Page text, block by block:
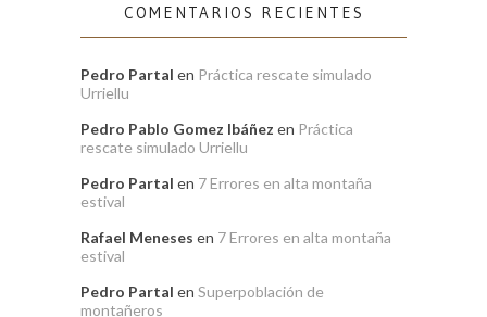
COMENTARIOS RECIENTES
Pedro Partal en Práctica rescate simulado
Urriellu
Pedro Pablo Gomez Ibáñez en Práctica
rescate simulado Urriellu
Pedro Partal en 7 Errores en alta montaña
estival
Rafael Meneses en 7 Errores en alta montaña
estival
Pedro Partal en Superpoblación de
montañeros